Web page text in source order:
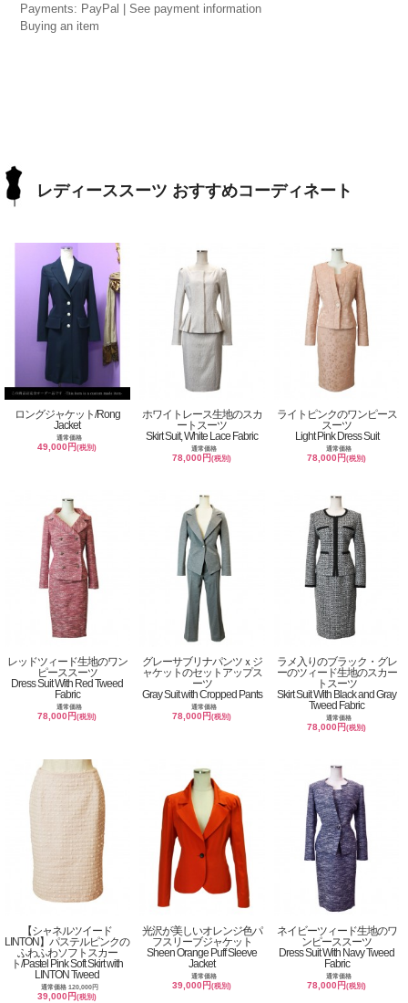
Payments: PayPal | See payment information
Buying an item
レディーススーツ おすすめコーディネート
ロングジャケット/Rong
Jacket
通常価格
49,000円(税別)
ホワイトレース生地のスカ
ートスーツ
Skirt Suit, White Lace Fabric
通常価格
78,000円(税別)
ライトピンクのワンピース
スーツ
Light Pink Dress Suit
通常価格
78,000円(税別)
レッドツィード生地のワン
ピーススーツ
Dress Suit With Red Tweed
Fabric
通常価格
78,000円(税別)
グレーサブリナパンツｘジ
ャケットのセットアップス
ーツ
Gray Suit with Cropped Pants
通常価格
78,000円(税別)
ラメ入りのブラック・グレ
ーのツィード生地のスカー
トスーツ
Skirt Suit With Black and Gray
Tweed Fabric
通常価格
78,000円(税別)
【シャネルツイード
LINTON】パステルピンクの
ふわふわソフトスカー
ト/Pastel Pink Soft Skirt with
LINTON Tweed
通常価格 120,000円
39,000円(税別)
光沢が美しいオレンジ色パ
フスリーブジャケット
Sheen Orange Puff Sleeve
Jacket
通常価格
39,000円(税別)
ネイビーツィード生地のワ
ンピーススーツ
Dress Suit With Navy Tweed
Fabric
通常価格
78,000円(税別)